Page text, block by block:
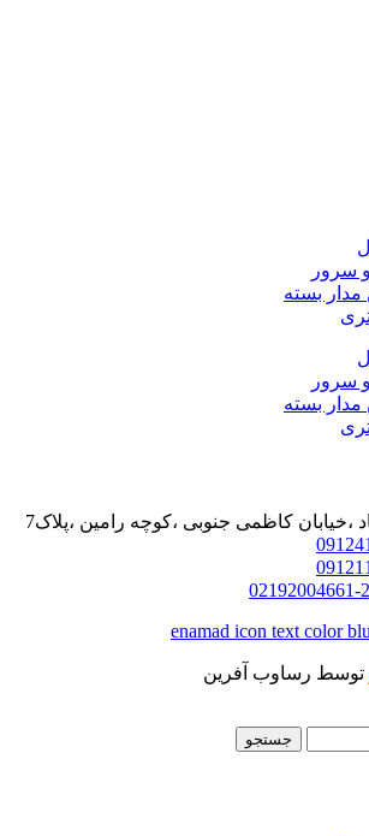
سرور
بسته
سرور
بسته
،خیابان کاظمی جنوبی ،کوچه رامین ،پلاک7
توسط رساوب آفرین
جستجو